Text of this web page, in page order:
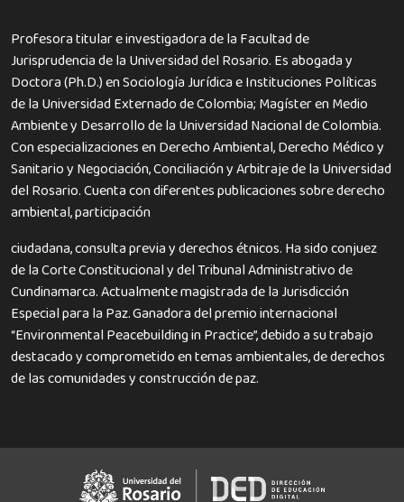
Profesora titular e investigadora de la Facultad de
Jurisprudencia de la Universidad del Rosario. Es abogada y
Doctora (Ph.D.) en Sociología Jurídica e Instituciones Políticas
de la Universidad Externado de Colombia; Magíster en Medio
Ambiente y Desarrollo de la Universidad Nacional de Colombia.
Con especializaciones en Derecho Ambiental, Derecho Médico y
Sanitario y Negociación, Conciliación y Arbitraje de la Universidad
del Rosario. Cuenta con diferentes publicaciones sobre derecho
ambiental, participación
ciudadana, consulta previa y derechos étnicos. Ha sido conjuez
de la Corte Constitucional y del Tribunal Administrativo de
Cundinamarca. Actualmente magistrada de la Jurisdicción
Especial para la Paz. Ganadora del premio internacional
“Environmental Peacebuilding in Practice”, debido a su trabajo
destacado y comprometido en temas ambientales, de derechos
de las comunidades y construcción de paz.